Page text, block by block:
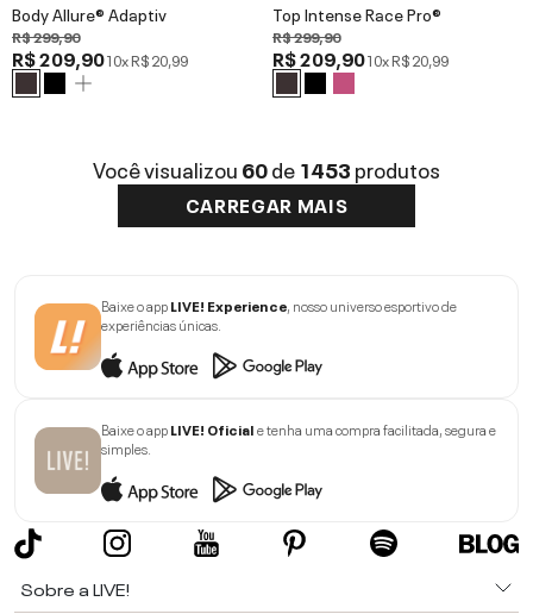
Body Allure® Adaptiv
R$ 299,90
R$ 209,9010xR$ 20,99
Top Intense Race Pro®
R$ 299,90
R$ 209,9010xR$ 20,99
Você visualizou60de1453produtos
CARREGAR MAIS
Baixe o appLIVE! Experience , nosso universo esportivo de
experiências únicas.
Baixe o appLIVE! Oficiale tenha uma compra facilitada, segura e
simples.
Sobre a LIVE!